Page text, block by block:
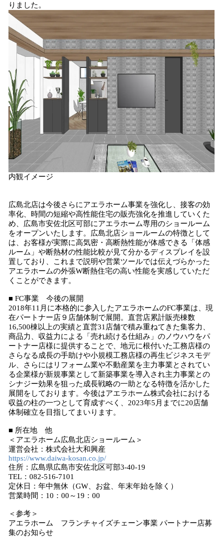
りました。
内観イメージ
広島北店は今後さらにアエラホーム事業を強化し、接客の効
率化、時間の短縮や高性能住宅の販売強化を推進していくた
め、広島市安佐北区可部にアエラホーム専用のショールーム
をオープンいたします。広島北店ショールームの特徴として
は、お客様が実際に高気密・高断熱性能が体感できる「体感
ルーム」や断熱材の性能比較が見て分かるディスプレイを設
置しており、これまで説明や営業ツールでは伝えづらかった
アエラホームの外張W断熱住宅の高い性能を実感していただ
くことができます。
■ FC事業 今後の展開
2018年11月に本格的に参入したアエラホームのFC事業は、現
在パートナー店９店舗体制で展開。直営店累計販売棟数
16,500棟以上の実績と直営31店舗で積み重ねてきた集客力、
商品力、収益力による「売れ続ける仕組み」のノウハウをパ
ートナー店様に提供することで、地元に根付いた工務店様の
さらなる成長の手助けや小規模工務店様の再生ビジネスモデ
ル、さらにはリフォーム業や不動産業を主力事業とされてい
る企業様が新規事業として新築事業を導入され主力事業との
シナジー効果を狙った成長戦略の一助となる特徴を活かした
展開をしております。今後はアエラホーム株式会社における
収益の柱の一つとして育成すべく、2023年5月までに20店舗
体制確立を目指してまいります。
■ 所在地 他
＜アエラホーム広島北店ショールーム＞
運営会社：株式会社大和興産
https://www.daiwa-kosan.co.jp/
住所：広島県広島市安佐北区可部3-40-19
TEL：082-516-7101
定休日：年中無休（GW、お盆、年末年始を除く）
営業時間：10：00～19：00
＜参考＞
アエラホーム フランチャイズチェーン事業 パートナー店募
集のお知らせ